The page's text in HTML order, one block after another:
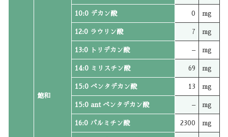
飽和
10:0 デカン酸 0 mg
12:0 ラウリン酸 7 mg
13:0 トリデカン酸 – mg
14:0 ミリスチン酸 69 mg
15:0 ペンタデカン酸 13 mg
15:0 ant ペンタデカン酸 – mg
16:0 パルミチン酸 2300 mg